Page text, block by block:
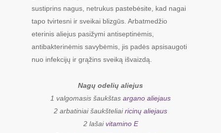
sustiprins nagus, netrukus pastebėsite, kad nagai
tapo tvirtesni ir sveikai blizgūs. Arbatmedžio
eterinis aliejus pasižymi antiseptinėmis,
antibakterinėmis savybėmis, jis padės apsisaugoti
nuo infekcijų ir grąžins sveiką išvaizdą.
Nagų odelių aliejus
1 valgomasis šaukštas argano aliejaus
2 arbatiniai šaukšteliairicinų aliejaus
2 lašaivitamino E